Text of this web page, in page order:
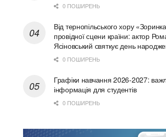
0 ПОШИРЕНЬ
Від тернопільського хору
провідної сцени країни: актор
Ясіновський святкує день
0 ПОШИРЕНЬ
Графіки навчання 2026-2027:
інформація для студентів
0 ПОШИРЕНЬ